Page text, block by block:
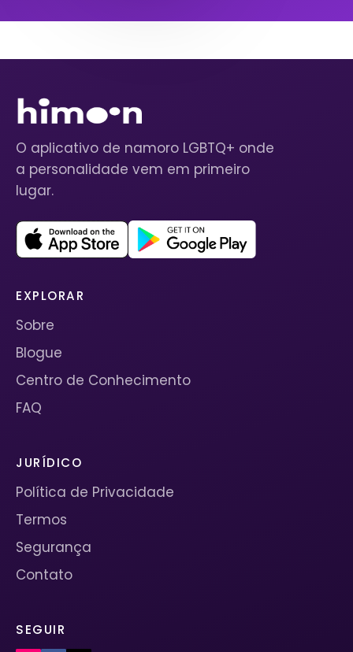
O aplicativo de namoro LGBTQ+ onde
a personalidade vem em primeiro
lugar.
EXPLORAR
Sobre
Blogue
Centro de Conhecimento
FAQ
JURÍDICO
Política de Privacidade
Termos
Segurança
Contato
SEGUIR